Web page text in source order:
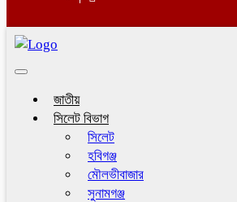
Toggle
জাতীয়
সিলেট বিভাগ
সিলেট
হবিগঞ্জ
মৌলভীবাজার
সুনামগঞ্জ